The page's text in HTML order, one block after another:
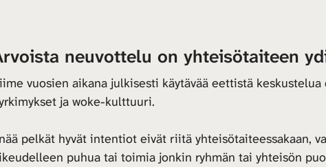
neuvottelu on yhteisötaiteen
vuosien aikana julkisesti käytävää eettistä
ja woke-kulttuuri.
pelkät hyvät intentiot eivät riitä yhteisötaiteessakaan,
puhua tai toimia jonkin ryhmän tai yhteisön